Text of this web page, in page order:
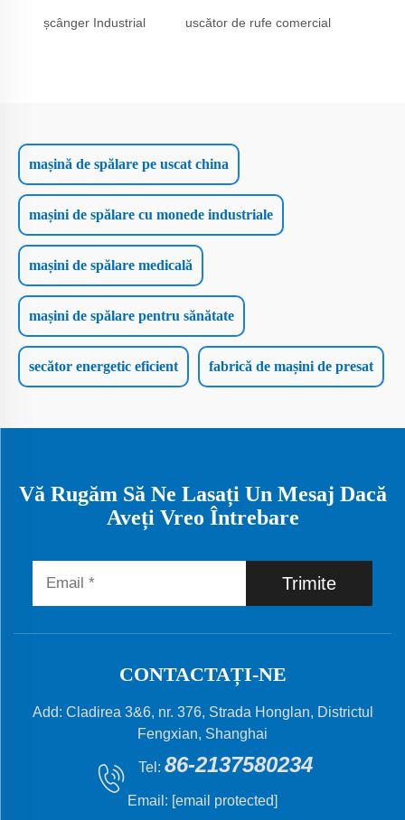
șcânger Industrial uscător de rufe comercial
mașină de spălare pe uscat china
mașini de spălare cu monede industriale
mașini de spălare medicală
mașini de spălare pentru sănătate
secător energetic eficient fabrică de mașini de presat
Vă Rugăm Să Ne Lasați Un Mesaj Dacă
Aveți Vreo Întrebare
Trimite
CONTACTAȚI-NE
Add: Cladirea 3&6, nr. 376, Strada Honglan, Districtul
Fengxian, Shanghai
Tel: 86-2137580234
Email: [email protected]